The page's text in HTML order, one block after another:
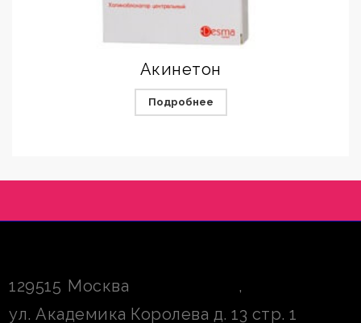
Акинетон
Подробнее
129515 Москва
,
ул. Академика Королева д. 13 стр. 1